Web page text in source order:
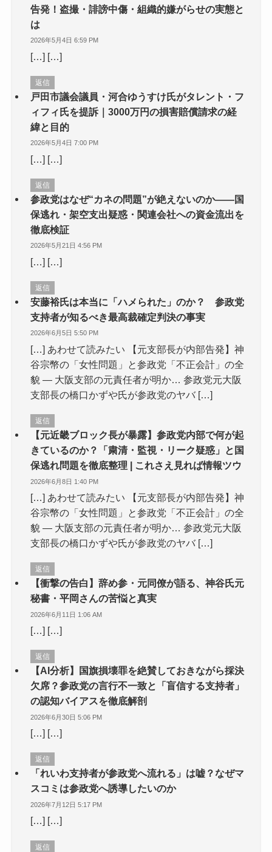
告発！盗撮・誹謗中傷・組織的嫌がらせの実態と
は
2026年5月4日 6:59 PM
[…] […]
返信
戸田市議会議員・河合ゆうすけ氏がタレント・フ
ィフィ氏を提訴｜3000万円の損害賠償請求の経
緯と目的
2026年5月4日 7:00 PM
[…] […]
返信
参政党はなぜ“カネの問題”が絶えないのか――国
保逃れ・架空支出疑惑・関連会社への資金流出を
徹底検証
2026年5月21日 4:56 PM
[…] […]
返信
安藤裕氏は本当に「ハメられた」のか？ 参政党
支持者が知るべき最高裁確定判決の事実
2026年6月5日 5:50 PM
[…] あわせて読みたい 【元支部長が内部告発】神
谷宗幣の「女性問題」と参政党「不正会計」の全
貌 — 大阪支部の元責任者が明か… 参政党元大阪
支部長の橋口かずや氏が参政党のヤバ […]
返信
【元近畿ブロック長が暴露】参政党内部で何が起
きているのか？「粛清・監視・リーク疑惑」と国
保逃れ問題を徹底整理 | これさえ見れば情報ツウ
2026年6月8日 1:40 PM
[…] あわせて読みたい 【元支部長が内部告発】神
谷宗幣の「女性問題」と参政党「不正会計」の全
貌 — 大阪支部の元責任者が明か… 参政党元大阪
支部長の橋口かずや氏が参政党のヤバ […]
返信
【衝撃の告白】辞め参・元同僚が語る、神谷氏元
秘書・平岡さんの苦悩と真実
2026年6月11日 1:06 AM
[…] […]
返信
【AI分析】国旗損壊罪を絶賛しておきながら採決
欠席？参政党の言行不一致と「盲信する支持者」
の認知バイアスを徹底解剖
2026年6月30日 5:06 PM
[…] […]
返信
「れいわ支持者が参政党へ流れる」は嘘？なぜマ
スコミは参政党へ誘導したいのか
2026年7月12日 5:17 PM
[…] […]
返信